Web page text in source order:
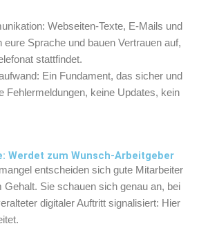
Webseiten-Texte, E-Mails und
eure Sprache und bauen Vertrauen auf,
stattfindet.
Ein Fundament, das sicher und
Fehlermeldungen, keine Updates, kein
Werdet zum Wunsch-Arbeitgeber
entscheiden sich gute Mitarbeiter
Gehalt. Sie schauen sich genau an, bei
digitaler Auftritt signalisiert: Hier